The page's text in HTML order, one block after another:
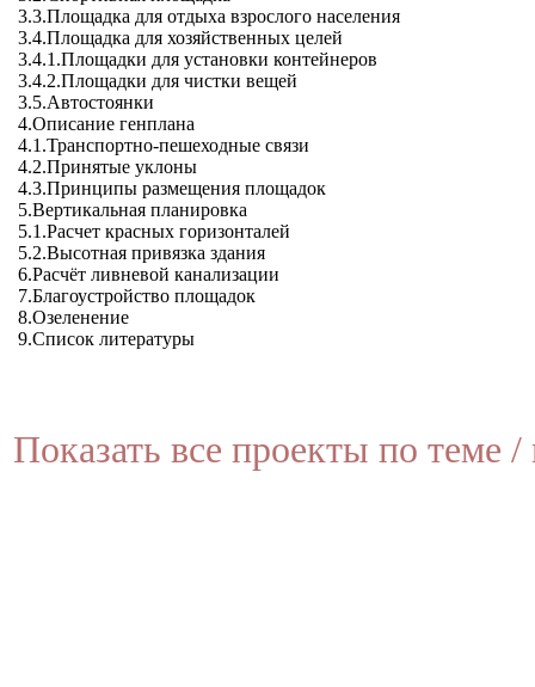
3.3.Площадка для отдыха взрослого населения
3.4.Площадка для хозяйственных целей
3.4.1.Площадки для установки контейнеров
3.4.2.Площадки для чистки вещей
3.5.Автостоянки
4.Описание генплана
4.1.Транспортно-пешеходные связи
4.2.Принятые уклоны
4.3.Принципы размещения площадок
5.Вертикальная планировка
5.1.Расчет красных горизонталей
5.2.Высотная привязка здания
6.Расчёт ливневой канализации
7.Благоустройство площадок
8.Озеленение
9.Список литературы
Показать все проекты по теме /